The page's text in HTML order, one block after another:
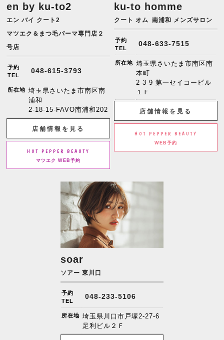
en by ku-to2
エン バイ クート2
マツエク＆まつ毛パーマ専門店２
号店
予約
TEL
048-615-3793
所在地 埼玉県さいたま市南区南
浦和
2-18-15-FAVO南浦和202
店舗情報を見る
HOT PEPPER BEAUTY
マツエク WEB予約
ku-to homme
クート オム 南浦和 メンズサロン
予約
TEL
048-633-7515
所在地 埼玉県さいたま市南区南
本町
2-3-9 第一セイコービル
１Ｆ
店舗情報を見る
HOT PEPPER BEAUTY
WEB予約
soar
ソアー 東川口
予約
TEL
048-233-5106
所在地 埼玉県川口市戸塚2-27-6
足利ビル２Ｆ